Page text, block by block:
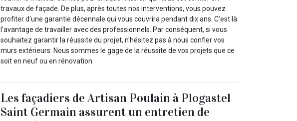
travaux de façade. De plus, après toutes nos interventions, vous pouvez
profiter d'une garantie décennale qui vous couvrira pendant dix ans. C’est là
l’avantage de travailler avec des professionnels. Par conséquent, si vous
souhaitez garantir la réussite du projet, n'hésitez pas à nous confier vos
murs extérieurs. Nous sommes le gage de la réussite de vos projets que ce
soit en neuf ou en rénovation.
Les façadiers de Artisan Poulain à Plogastel
Saint Germain assurent un entretien de